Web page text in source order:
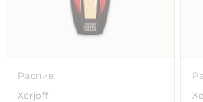
Распив
Xerjoff